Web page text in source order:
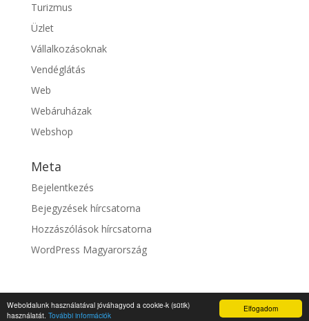
Elfogadom
Weboldalunk használatával jóváhagyod a cookie-k (sütik)
használatát. További információk
Turizmus
Üzlet
Vállalkozásoknak
Vendéglátás
Web
Webáruházak
Webshop
Meta
Bejelentkezés
Bejegyzések hírcsatorna
Hozzászólások hírcsatorna
WordPress Magyarország
© fixszolgaltato.hu | Impresszum